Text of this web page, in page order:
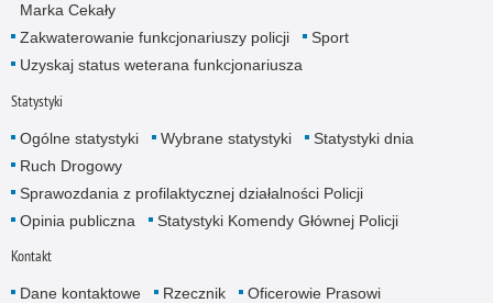
Marka Cekały
Zakwaterowanie funkcjonariuszy policji
Sport
Uzyskaj status weterana funkcjonariusza
Statystyki
Ogólne statystyki Wybrane statystyki
Statystyki dnia
Ruch Drogowy
Sprawozdania z profilaktycznej działalności Policji
Opinia publiczna
Statystyki Komendy Głównej Policji
Kontakt
Dane kontaktowe Rzecznik
Oficerowie Prasowi